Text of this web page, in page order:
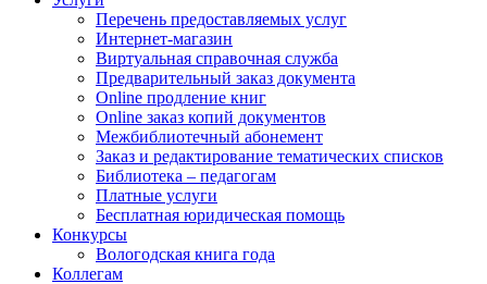
Перечень предоставляемых услуг
Интернет-магазин
Виртуальная справочная служба
Предварительный заказ документа
Online продление книг
Online заказ копий документов
Межбиблиотечный абонемент
Заказ и редактирование тематических списков
Библиотека – педагогам
Платные услуги
Бесплатная юридическая помощь
Конкурсы
Вологодская книга года
Коллегам